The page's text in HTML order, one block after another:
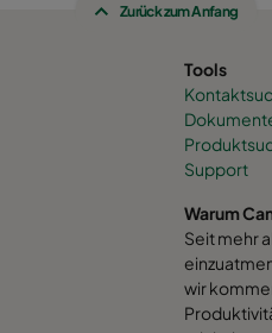
Zurück zum Anfang
Tools
Support
Warum
Seit mehr
wir